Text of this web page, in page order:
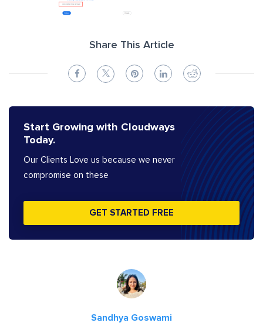
Share This Article
Start Growing with Cloudways
Today.
Our Clients Love us because we never
compromise on these
GET STARTED FREE
Sandhya Goswami